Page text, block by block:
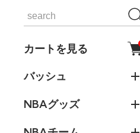
カートを見る
バッシュ
NBAグッズ